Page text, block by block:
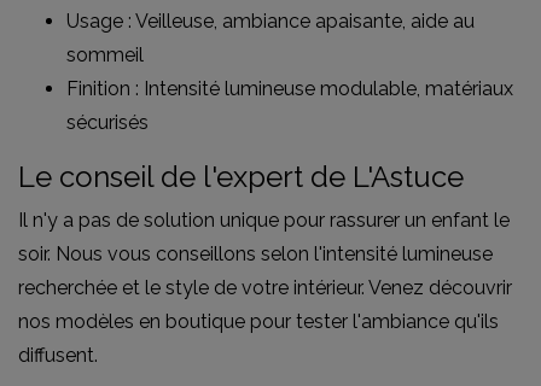
Usage : Veilleuse, ambiance apaisante, aide au
sommeil
Finition : Intensité lumineuse modulable, matériaux
sécurisés
Le conseil de l'expert de L'Astuce
Il n'y a pas de solution unique pour rassurer un enfant le
soir. Nous vous conseillons selon l'intensité lumineuse
recherchée et le style de votre intérieur. Venez découvrir
nos modèles en boutique pour tester l'ambiance qu'ils
diffusent.